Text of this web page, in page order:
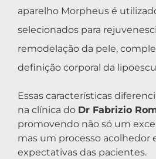
aparelho Morpheus é
selecionados para
remodelação da pele,
definição corporal da
Essas características
na clínica do Dr Fabrizio
promovendo não só um
mas um processo acolhedor
expectativas das pacientes.